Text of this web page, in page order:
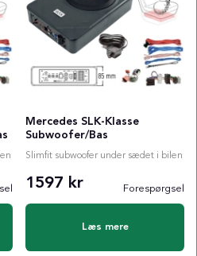
Mercedes SLK-Klasse
Subwoofer/Bas
Slimfit subwoofer under sædet i bilen
1597 kr Forespørgsel
Læs mere